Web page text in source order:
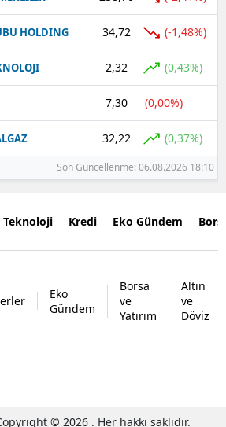
HOLDING 34,72 (-1,48%)
2,32 (0,43%)
7,30 (0,00%)
32,22 (0,37%)
Son Güncellenme: 06.08.2026 18:10
Teknoloji Kredi Eko Gündem
Eko
Gündem
Borsa
ve
Yatırım
Altın
ve
Döviz
© 2026 . Her hakkı saklıdır.